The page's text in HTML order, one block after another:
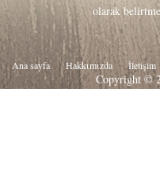
olarak
Ana sayfa Hakkιmιzda İletişim
Copyright ©